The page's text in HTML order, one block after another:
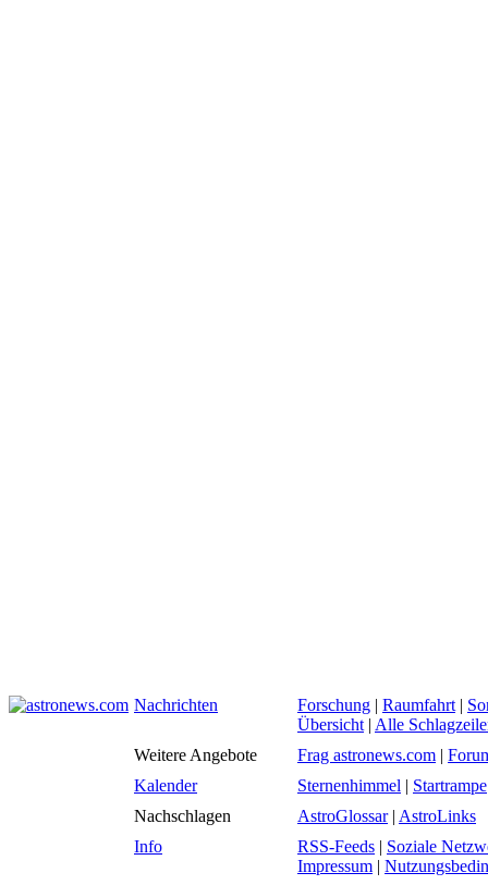
Nachrichten Forschung | Raumfahrt |
Übersicht | Alle
Weitere Angebote
Frag astronews.com |
Kalender
Sternenhimmel | Startrampe
Nachschlagen
AstroGlossar| AstroLinks
Info
RSS-Feeds | Soziale
Impressum |